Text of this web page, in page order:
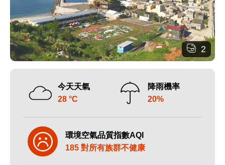
2
今天天氣
28 °C
降雨機率
20%
環境空氣品質指數AQI
185 對所有族群不健康